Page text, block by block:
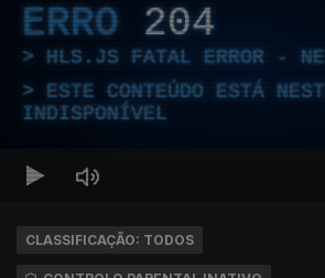
ERRO 204
HLS.JS FATAL ERROR -
ESTE CONTEÚDO ESTÁ
INDISPONÍVEL
CLASSIFICAÇÃO: TODOS